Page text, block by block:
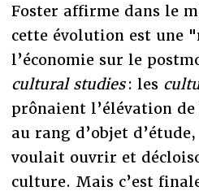
Foster affirme dans le
cette évolution est une
l’économie sur le
cultural studies: les
prônaient l’élévation
au rang d’objet
voulait ouvrir et
culture. Mais c’est